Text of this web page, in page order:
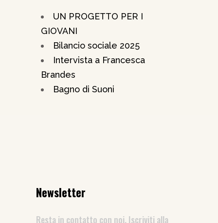
UN PROGETTO PER I
GIOVANI
Bilancio sociale 2025
Intervista a Francesca
Brandes
Bagno di Suoni
Newsletter
Resta in contatto con noi. Iscriviti alla